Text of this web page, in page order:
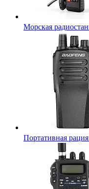
Морская
Портативная